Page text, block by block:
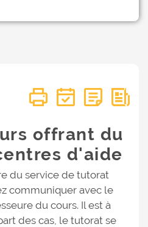
offrant du
d'aide
du service de tutorat
communiquer avec le
du cours. Il est à
des cas, le tutorat se